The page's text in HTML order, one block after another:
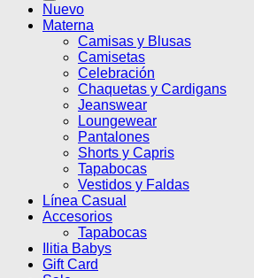
Nuevo
Materna
Camisas y Blusas
Camisetas
Celebración
Chaquetas y Cardigans
Jeanswear
Loungewear
Pantalones
Shorts y Capris
Tapabocas
Vestidos y Faldas
Línea Casual
Accesorios
Tapabocas
Ilitia Babys
Gift Card